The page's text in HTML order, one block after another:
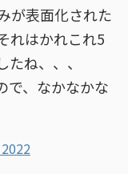
が表面化された
れはかれこれ5
ね、、、
で、なかなかな